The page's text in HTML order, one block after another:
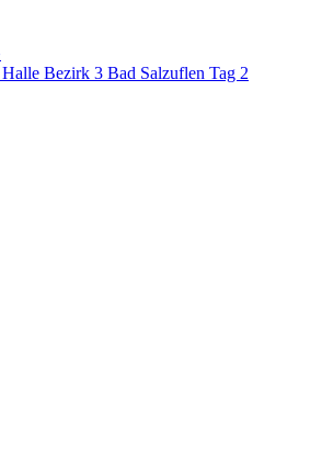
Bezirk 3 Bad Salzuflen Tag 2